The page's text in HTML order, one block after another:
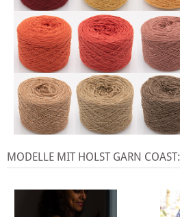
MODELLE MIT HOLST GARN COAST: